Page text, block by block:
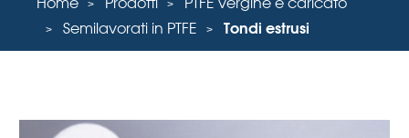
Semilavorati in PTFE
Tondi estrusi